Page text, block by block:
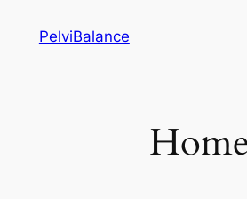
PelviBalance
Home